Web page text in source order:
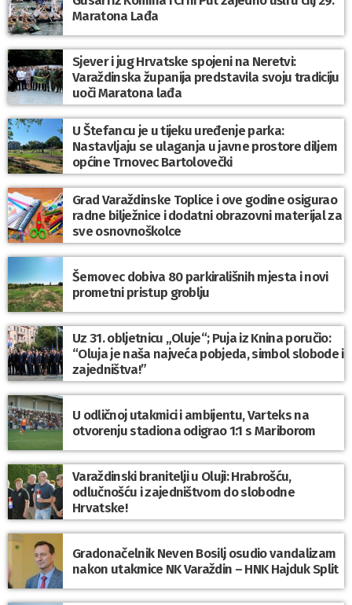
Maratona Lađa
Sjever i jug Hrvatske spojeni na Neretvi:
Varaždinska županija predstavila svoju tradiciju
uoči Maratona lađa
U Štefancu je u tijeku uređenje parka:
Nastavljaju se ulaganja u javne prostore diljem
općine Trnovec Bartolovečki
Grad Varaždinske Toplice i ove godine osigurao
radne bilježnice i dodatni obrazovni materijal za
sve osnovnoškolce
Šemovec dobiva 80 parkirališnih mjesta i novi
prometni pristup groblju
Uz 31. obljetnicu „Oluje“; Puja iz Knina poručio:
“Oluja je naša najveća pobjeda, simbol slobode i
zajedništva!”
U odličnoj utakmici i ambijentu, Varteks na
otvorenju stadiona odigrao 1:1 s Mariborom
Varaždinski branitelji u Oluji: Hrabrošću,
odlučnošću i zajedništvom do slobodne
Hrvatske!
Gradonačelnik Neven Bosilj osudio vandalizam
nakon utakmice NK Varaždin – HNK Hajduk Split